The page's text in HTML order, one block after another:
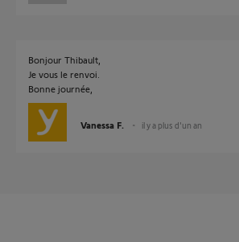
Bonjour Thibault,
Je vous le renvoi.
Bonne journée,
Vanessa F. il y a plus d'un an